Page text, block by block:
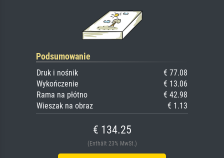
Podsumowanie
Druk i nośnik
€ 77.08
Wykończenie
€ 13.06
Rama na płótno
€ 42.98
Wieszak na obraz
€ 1.13
€ 134.25
(Enthält 23% MwSt.)